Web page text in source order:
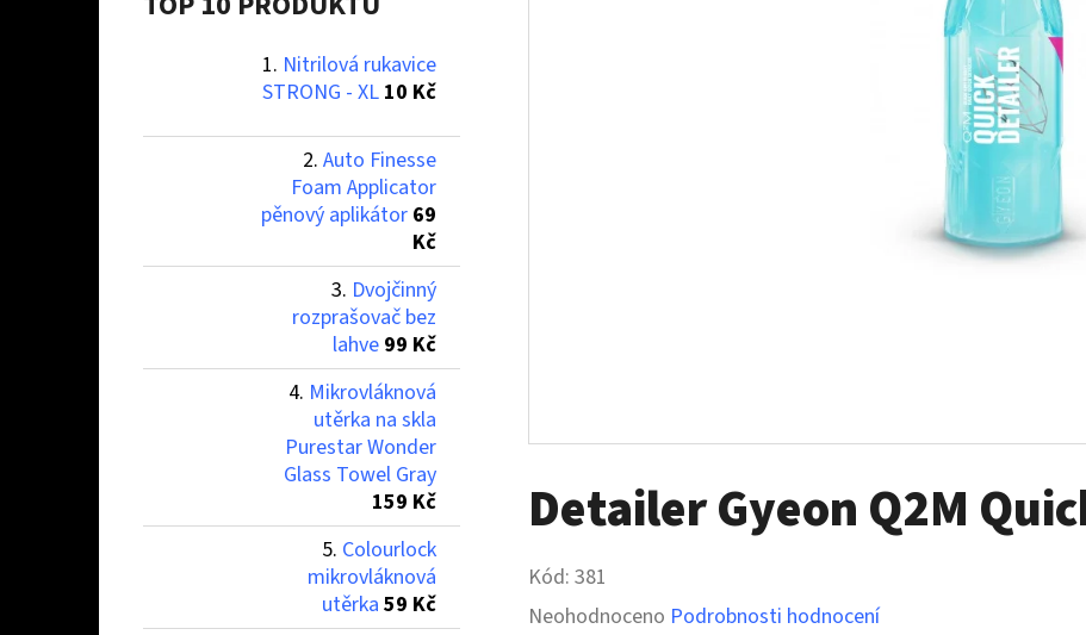
Nitrilová rukavice
STRONG - XL 10 Kč
Auto Finesse
Foam Applicator
pěnový aplikátor 69
Kč
Dvojčinný
rozprašovač bez
lahve 99 Kč
Mikrovláknová
utěrka na skla
Purestar Wonder
Glass Towel Gray
159 Kč
Colourlock
mikrovláknová
utěrka 59 Kč
Detailer Gyeon Q2M
Kód: 381
Průměrné
Neohodnoceno Podrobnosti hodnocení
NITRILOVÁ RUKAVICE STRONG - XL
DVOJČINNÝ
99 Kč